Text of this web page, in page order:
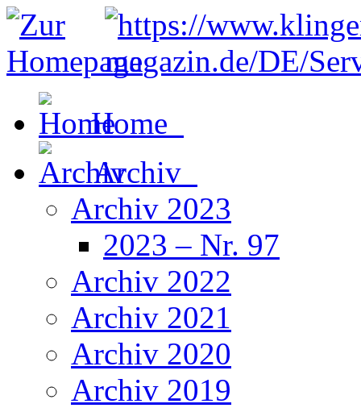
Home
Archiv
Archiv 2023
2023 – Nr. 97
Archiv 2022
Archiv 2021
Archiv 2020
Archiv 2019